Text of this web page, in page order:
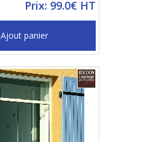
Prix: 99.0€ HT
Ajout panier